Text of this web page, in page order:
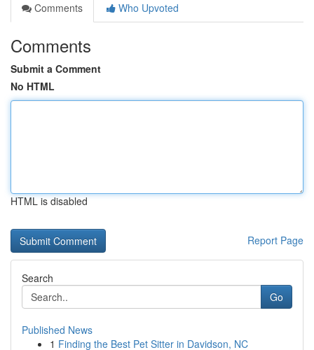
Comments
Who Upvoted
Comments
Submit a Comment
No HTML
HTML is disabled
Report Page
Search
Go
Published News
1 Finding the Best Pet Sitter in Davidson, NC